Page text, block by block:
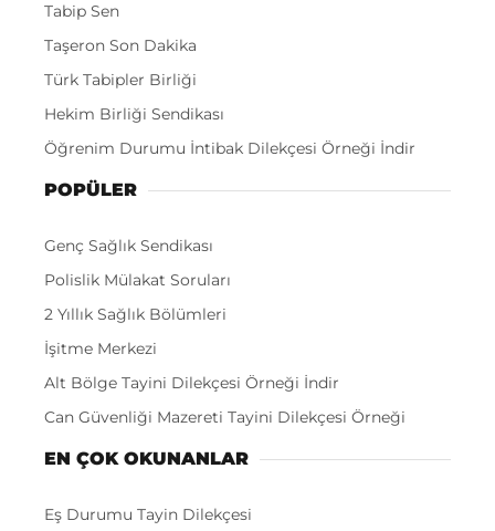
Tabip Sen
Taşeron Son Dakika
Türk Tabipler Birliği
Hekim Birliği Sendikası
Öğrenim Durumu İntibak Dilekçesi Örneği İndir
POPÜLER
Genç Sağlık Sendikası
Polislik Mülakat Soruları
2 Yıllık Sağlık Bölümleri
İşitme Merkezi
Alt Bölge Tayini Dilekçesi Örneği İndir
Can Güvenliği Mazereti Tayini Dilekçesi Örneği
EN ÇOK OKUNANLAR
Eş Durumu Tayin Dilekçesi